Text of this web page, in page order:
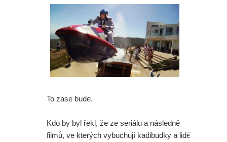
To zase bude.
Kdo by byl řekl, že ze seriálu a následně
filmů, ve kterých vybuchují kadibudky a lidé